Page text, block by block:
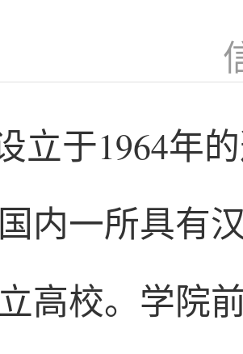
立于1964年
内一所具有
高校。学院